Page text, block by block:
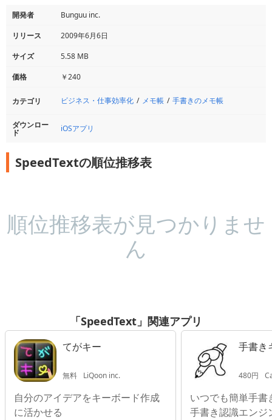
開発者
Bunguu inc.
リリース
2009年6月6日
サイズ
5.58 MB
価格
￥240
カテゴリ ビジネス・仕事効率化 メモ帳 手書きのメモ帳
ダウンロー
ド iOSアプリ
SpeedTextの順位推移表
順位推移表が見つかりませ
ん
「SpeedText」関連アプリ
てがキー
無料 LiQoon inc.
自分のアイデアをキーボード作成
に活かせる
手書き
480円
いつでも簡単手書
手書き認識エンジ